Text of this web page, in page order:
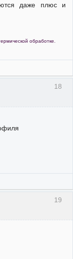
даже плюс и
обработке.
18
19